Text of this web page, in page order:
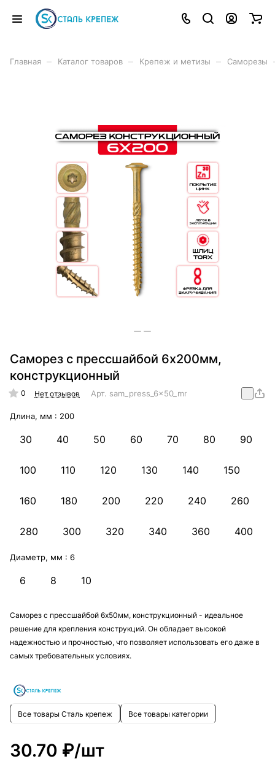
Главная Каталог товаров Крепеж и метизы Саморезы
Саморез с прессшайбой 6х200мм,
конструкционный
0 Нет отзывов Арт. sam_press_6x50_mm_konstr
Длина, мм : 200
30 40 50 60 70 80 90
100 110 120 130 140 150
160 180 200 220 240 260
280 300 320 340 360 400
Диаметр, мм : 6
6 8 10
Саморез с прессшайбой 6х50мм, конструкционный - идеальное
решение для крепления конструкций. Он обладает высокой
надежностью и прочностью, что позволяет использовать его даже в
самых требовательных условиях.
Все товары Сталь крепеж Все товары категории
30.70 ₽/шт